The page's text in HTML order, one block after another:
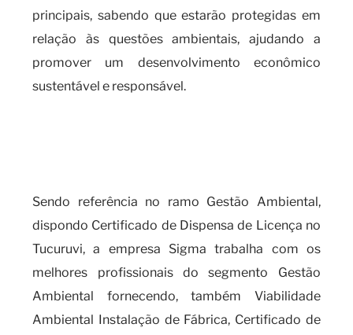
principais, sabendo que estarão protegidas em
relação às questões ambientais, ajudando a
promover um desenvolvimento econômico
sustentável e responsável.
Sendo referência no ramo Gestão Ambiental,
dispondo Certificado de Dispensa de Licença no
Tucuruvi, a empresa Sigma trabalha com os
melhores profissionais do segmento Gestão
Ambiental fornecendo, também Viabilidade
Ambiental Instalação de Fábrica, Certificado de